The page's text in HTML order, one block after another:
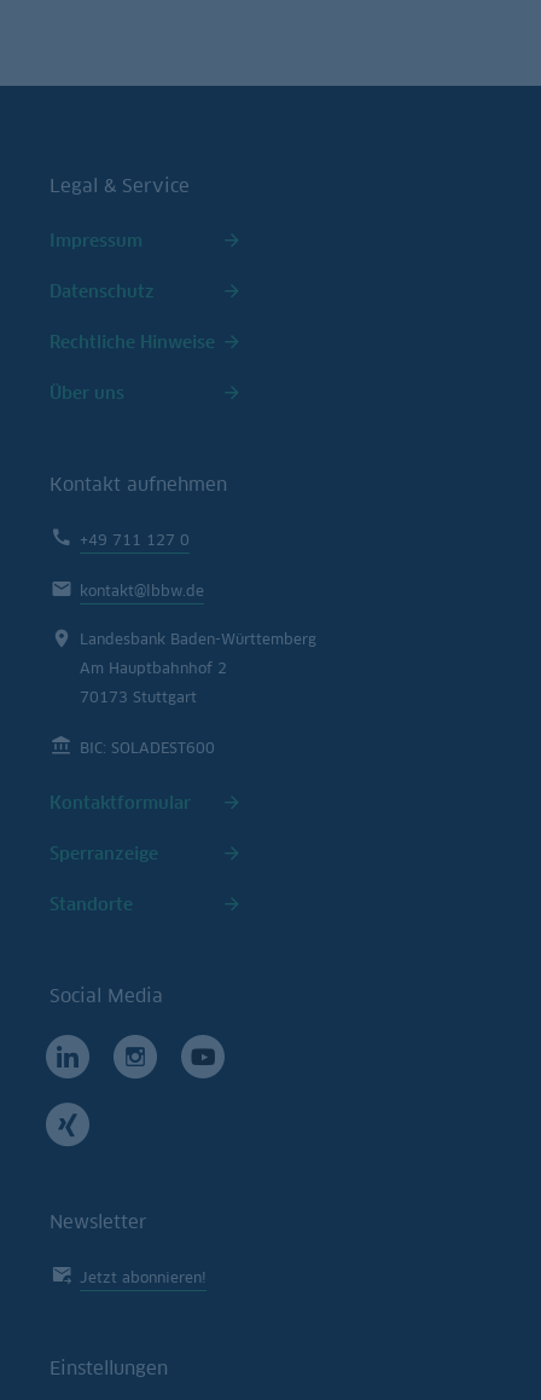
Legal & Service
Impressum
Datenschutz
Rechtliche Hinweise
Über uns
Kontakt aufnehmen
+49 711 127 0
kontakt@lbbw.de
Landesbank Baden-Württemberg
Am Hauptbahnhof 2
70173 Stuttgart
BIC: SOLADEST600
Kontaktformular
Sperranzeige
Standorte
Social Media
Newsletter
Jetzt abonnieren!
Einstellungen